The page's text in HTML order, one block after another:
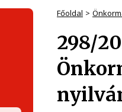
Főoldal
298/